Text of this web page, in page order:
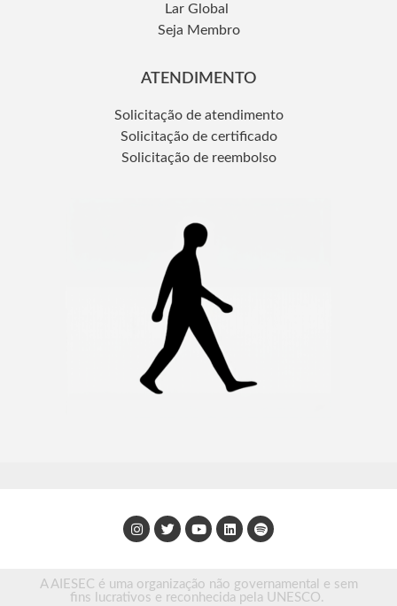
Lar Global
Seja Membro
ATENDIMENTO
Solicitação de atendimento
Solicitação de certificado
Solicitação de reembolso
A AIESEC é uma organização não governamental e sem
fins lucrativos e reconhecida pela UNESCO.